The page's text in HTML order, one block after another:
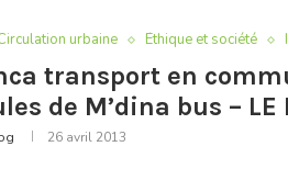
urbaine Éthique et société
transport en
de M’dina bus – LE
26 avril 2013